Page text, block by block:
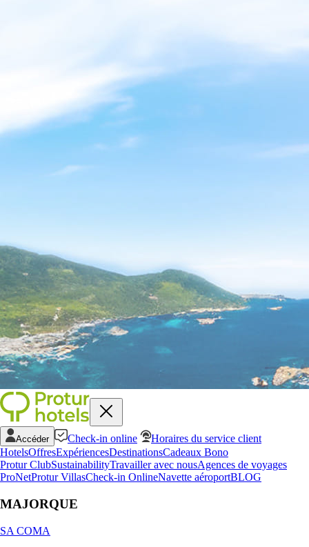
Accéder Check-in online
Horaires du service client
HotelsOffresExpériencesDestinationsCadeaux Bono
Protur ClubSustainabilityTravailler avec nousAgences de voyages
ProNetProtur VillasCheck-in OnlineNavette aéroportBLOG
MAJORQUE
SA COMA